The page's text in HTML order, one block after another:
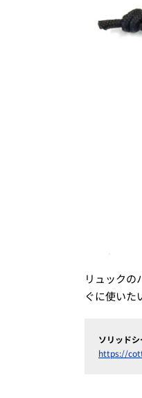
リュックの
ぐに使いた
ソリッド
https://